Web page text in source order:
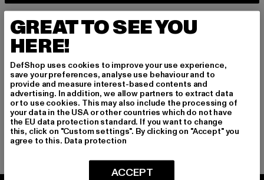
in unserer Datenschutzerklärung. Du kannst Dich jederzeit kostenfei
abmelden. Datenschutzerklärung lesen.
Play market
App store
InstagramFacebook
YouTube
GREAT TO SEE YOU
HERE!
DefShop uses cookies to improve your use experience,
save your preferences, analyse use behaviour and to
provide and measure interest-based contents and
advertising. In addition, we allow partners to extract data
or to use cookies. This may also include the processing of
your data in the USA or other countries which do not have
the EU data protection standard. If you want to change
this, click on "Custom settings". By clicking on "Accept" you
agree to this. Data protection
ACCEPT